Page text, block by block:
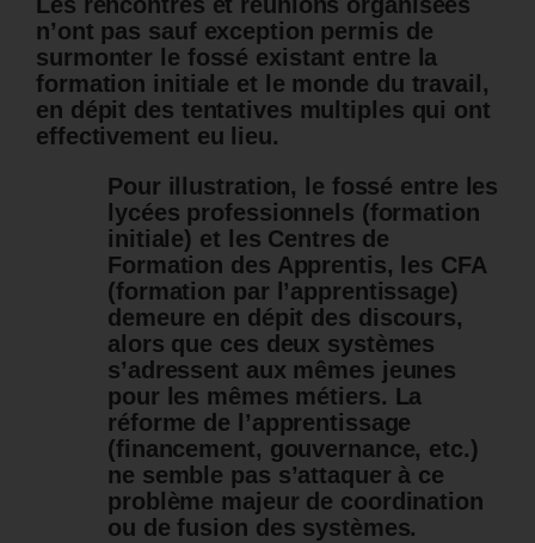
n’ont pas sauf exception permis de
surmonter le fossé existant entre la
formation initiale et le monde du travail,
en dépit des tentatives multiples qui ont
effectivement eu lieu.
Pour illustration, le fossé entre les
lycées professionnels (formation
initiale) et les Centres de
Formation des Apprentis, les CFA
(formation par l’apprentissage)
demeure en dépit des discours,
alors que ces deux systèmes
s’adressent aux mêmes jeunes
pour les mêmes métiers. La
réforme de l’apprentissage
(financement, gouvernance, etc.)
ne semble pas s’attaquer à ce
problème majeur de coordination
ou de fusion des systèmes.